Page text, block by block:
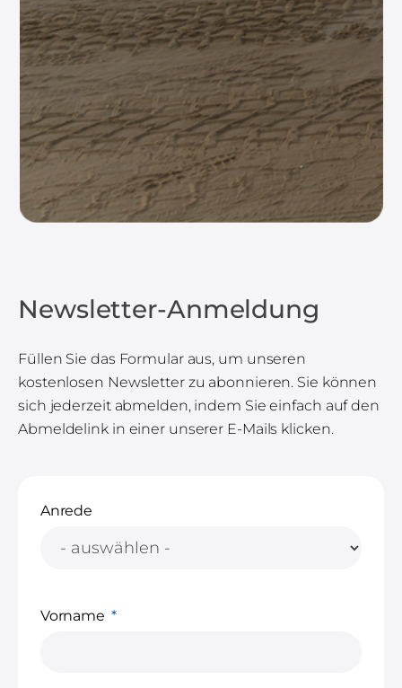
Newsletter-Anmeldung
Füllen Sie das Formular aus, um unseren
kostenlosen Newsletter zu abonnieren. Sie können
sich jederzeit abmelden, indem Sie einfach auf den
Abmeldelink in einer unserer E-Mails klicken.
Anrede
Vorname